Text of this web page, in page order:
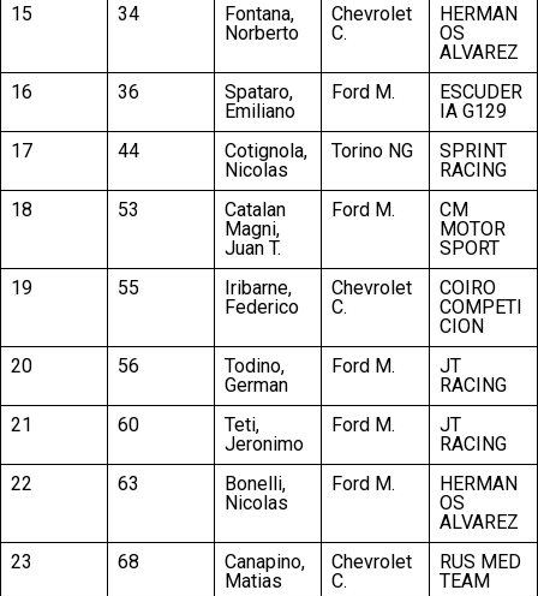
15
34
Fontana,
Norberto
Chevrolet
C.
HERMAN
OS
ALVAREZ
16
36
Spataro,
Emiliano
Ford M.
ESCUDER
IA G129
17
44
Cotignola,
Nicolas
Torino NG
SPRINT
RACING
18
53
Catalan
Magni,
Juan T.
Ford M.
CM
MOTOR
SPORT
19
55
Iribarne,
Federico
Chevrolet
C.
COIRO
COMPETI
CION
20
56
Todino,
German
Ford M.
JT
RACING
21
60
Teti,
Jeronimo
Ford M.
JT
RACING
22
63
Bonelli,
Nicolas
Ford M.
HERMAN
OS
ALVAREZ
23
68
Canapino,
Matias
Chevrolet
C.
RUS MED
TEAM